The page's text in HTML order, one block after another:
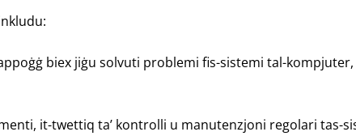
biex jiġu solvuti problemi fis-sistemi tal-
it-twettiq ta’ kontrolli u manutenzjoni regolari tas-